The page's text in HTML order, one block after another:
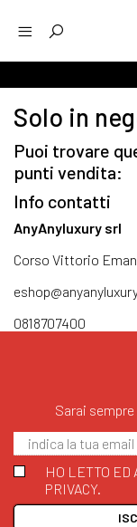
Solo in
Puoi trovare
punti vendita:
Info contatti
AnyAnyluxury srl
Corso Vittorio
0818707400
Sarai
HO LETTO ED
PRIVACY.